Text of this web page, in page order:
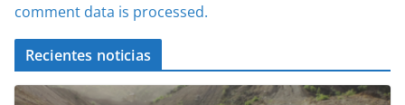
comment data is processed.
Recientes noticias